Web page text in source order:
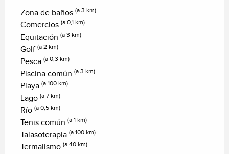
Zona de baños (a 3 km)
Comercios (a 0,1 km)
Equitación (a 3 km)
Golf (a 2 km)
Pesca (a 0,3 km)
Piscina común (a 3 km)
Playa (a 100 km)
Lago (a 7 km)
Río (a 0,5 km)
Tenis común (a 1 km)
Talasoterapia (a 100 km)
Termalismo (a 40 km)